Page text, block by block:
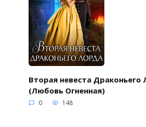
Вторая невеста Драконьего
(Любовь Огненная)
0 148